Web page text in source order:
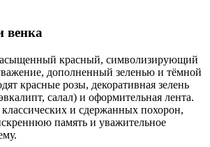
венка
красный, символизирующий
дополненный зеленью и тёмной
красные розы, декоративная зелень
салал) и оформительная лента.
и сдержанных похорон,
память и уважительное